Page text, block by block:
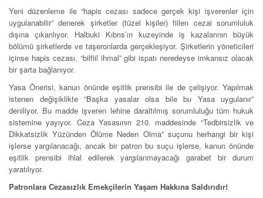
Yeni düzenleme ile “hapis cezası sadece gerçek kişi işverenler için
uygulanabilir” denerek şirketler (tüzel kişiler) fiilen cezai sorumluluk
dışına çıkarılıyor. Halbuki Kıbrıs’ın kuzeyinde iş kazalarının büyük
bölümü şirketlerde ve taşeronlarda gerçekleşiyor. Şirketlerin yöneticileri
içinse hapis cezası, “bilfiil ihmal” gibi ispatı neredeyse imkansız olacak
bir şarta bağlanıyor.
Yasa Önerisi, kanun önünde eşitlik prensibi ile de çelişiyor. Yapılmak
istenen değişiklikte “Başka yasalar olsa bile bu Yasa uygulanır”
deniliyor. Bu madde işveren lehine daraltılmış sorumluluğu tüm hukuk
sistemine yayıyor. Ceza Yasasının 210. maddesinde “Tedbirsizlik ve
Dikkatsizlik Yüzünden Ölüme Neden Olma” suçunu herhangi bir kişi
işlerse yargılanacağı, ancak bir patron bu suçu işlerse, kanun önünde
eşitlik prensibi ihlal edilerek yargılanmayacağı garabet bir durum
yaratılıyor.
Patronlara Cezasızlık Emekçilerin Yaşam Hakkına Saldırıdır!